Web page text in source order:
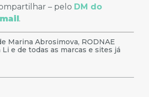
– pelo DM do
.
Marina Abrosimova, RODNAE
e de todas as marcas e sites já